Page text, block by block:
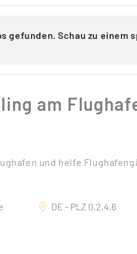
gefunden. Schau zu
am
und helfe
DE - PLZ 0,2,4,6